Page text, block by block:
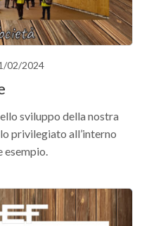
02/2024
sviluppo della nostra
privilegiato all’interno